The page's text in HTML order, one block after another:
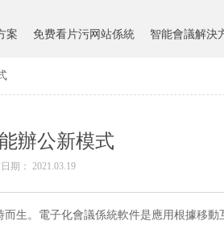
案 免费看片污网站係統 智能會議解決
辦公新模式
期： 2021.03.19
生。電子化會議係統軟件是應用根據移動